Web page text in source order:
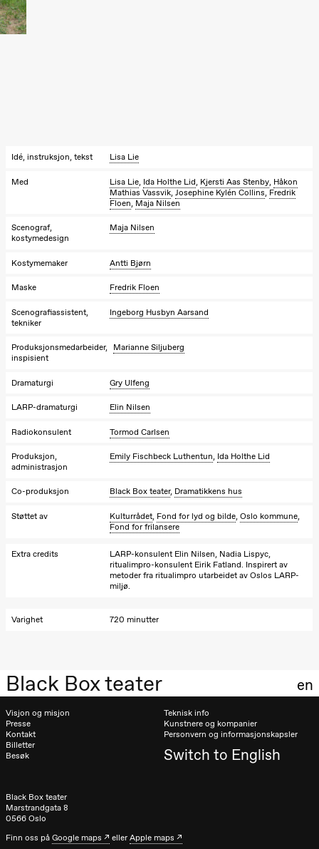
(Black Box
Goldberg
Ornate
Store scene
Torsdag 1. oktober
Lucky:
Josephine
& Lærke
Lucy &
Lucky show
(Black Box
19.00
Lucy &
Josephine
Grøntved
Lucky:
Josephine
Kylén Collins
& Lærke
Grøntved
Søndag 4. oktober
Lucky:
Black Box teater en
Idé, instruksjon, tekst Lisa Lie
Med Lisa Lie, Ida Holthe Lid, Kjersti Aas Stenby, Håkon
Mathias Vassvik,Josephine Kylén Collins, Fredrik
Floen, Maja Nilsen
Scenograf,
kostymedesign
Maja Nilsen
Kostymemaker Antti Bjørn
Maske Fredrik Floen
Scenografiassistent,
tekniker
Ingeborg Husbyn Aarsand
Produksjonsmedarbeider,
inspisient
Marianne Siljuberg
Dramaturgi Gry Ulfeng
LARP-dramaturgi Elin Nilsen
Radiokonsulent Tormod Carlsen
Produksjon,
administrasjon
Emily Fischbeck Luthentun, Ida Holthe Lid
Co-produksjon Black Box teater, Dramatikkens hus
Støttet av Kulturrådet, Fond for lyd og bilde,Oslo kommune,
Fond for frilansere
Extra credits
LARP-konsulent Elin Nilsen, Nadia Lispyc,
ritualimpro-konsulent Eirik Fatland. Inspirert av
metoder fra ritualimpro utarbeidet av Oslos LARP-
miljø.
Varighet 720 minutter
Visjon og misjon
Presse
Kontakt
Billetter
Besøk
Teknisk info
Kunstnere og kompanier
Personvern og informasjonskapsler
Switch to English
Black Box teater
Marstrandgata 8
0566 Oslo
Finn oss påGoogle maps ellerApple maps